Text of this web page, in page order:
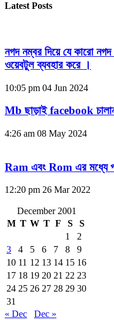
Latest Posts
নগদ নম্বর দিয়ে যে কারো
ওয়েবটুল ব্যবহার করে ।
10:05 pm 04 Jun 2024
Mb ছাড়াই facebook
4:26 am 08 May 2024
Ram এবং Rom এর মধ্যে
12:20 pm 26 Mar 2022
December 2001
M T W T F S
S
1
2
3
4 5 6 7 8
9
10 11 12 13 14 15 16
17 18 19 20 21 22 23
24 25 26 27 28 29 30
31
« Dec
Dec »